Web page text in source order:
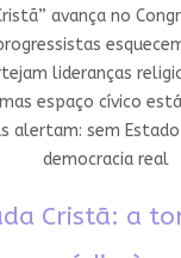
avança no
lideranças
espaço cívico
alertam: sem
democracia real
Cristã: a